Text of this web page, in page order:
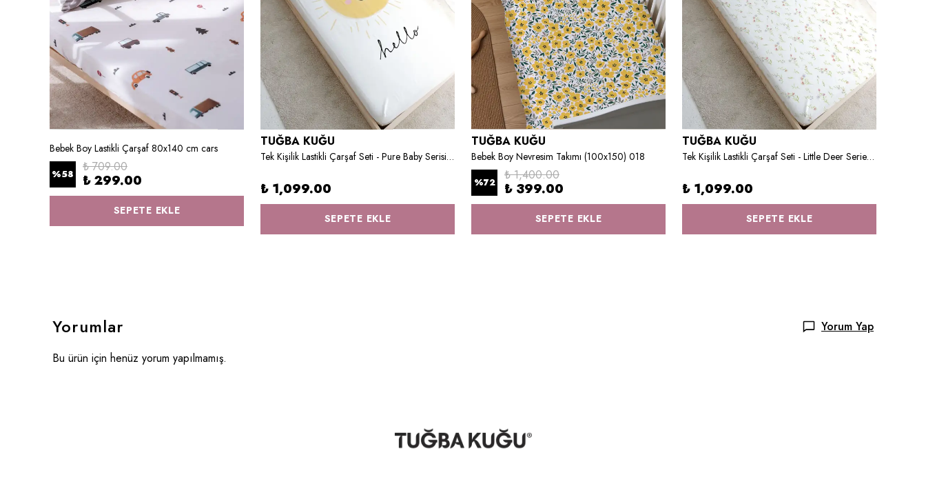
Bebek Boy Lastikli Çarşaf 80x140 cm cars
%58 ₺ 709.00
₺ 299.00
SEPETE EKLE
TUĞBA KUĞU
Tek Kişilik Lastikli Çarşaf Seti - Pure Baby Serisi - Gülen Güneş
₺ 1,099.00
SEPETE EKLE
TUĞBA KUĞU
Bebek Boy Nevresim Takımı (100x150) 018
%72 ₺ 1,400.00
₺ 399.00
SEPETE EKLE
TUĞBA KUĞU
Tek Kişilik Lastikli Çarşaf Seti - Little Deer Series - Ş Harfi
₺ 1,099.00
SEPETE EKLE
Yorumlar
Yorum Yap
Bu ürün için henüz yorum yapılmamış.